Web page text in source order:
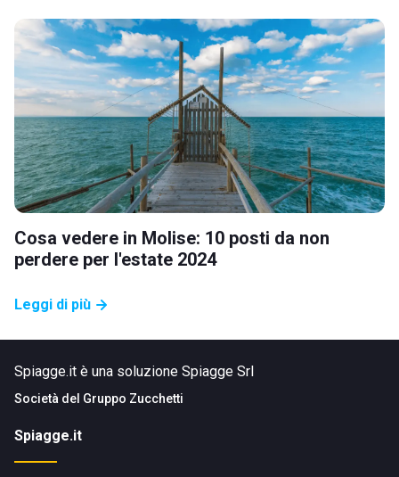
Cosa vedere in Molise: 10 posti da non
perdere per l'estate 2024
Leggi di più
Spiagge.it è una soluzione Spiagge Srl
Società del Gruppo Zucchetti
Spiagge.it